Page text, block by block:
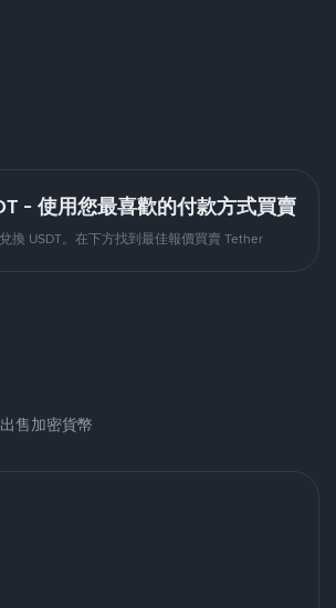
- 使用您最喜歡的付款方式買賣
換 USDT。在下方找到最佳報價買賣 Tether
出售加密貨幣